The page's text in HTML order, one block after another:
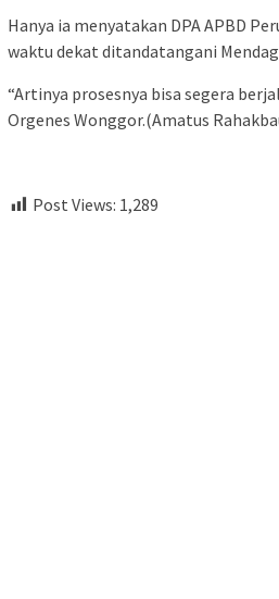
Hanya ia menyatakan DPA APBD
waktu dekat ditandatangani
“Artinya prosesnya bisa segera
Orgenes Wonggor.(Amatus
Post Views: 1,289